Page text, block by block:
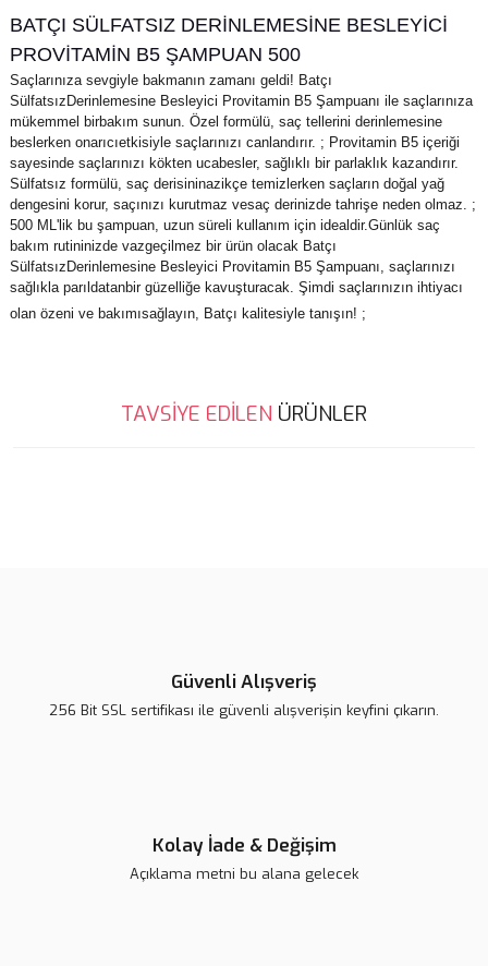
BATÇI SÜLFATSIZ DERINLEMESINE BESLEYICI
PROVITAMIN B5 ŞAMPUAN 500
Saçlarınıza sevgiyle bakmanın zamanı geldi! Batçı
SülfatsızDerinlemesine Besleyici Provitamin B5 Şampuanı ile saçlarınıza
mükemmel birbakım sunun. Özel formülü, saç tellerini derinlemesine
beslerken onarıcıetkisiyle saçlarınızı canlandırır. ; Provitamin B5 içeriği
sayesinde saçlarınızı kökten ucabesler, sağlıklı bir parlaklık kazandırır.
Sülfatsız formülü, saç derisininazikçe temizlerken saçların doğal yağ
dengesini korur, saçınızı kurutmaz vesaç derinizde tahrişe neden olmaz. ;
500 ML'lik bu şampuan, uzun süreli kullanım için idealdir.Günlük saç
bakım rutininizde vazgeçilmez bir ürün olacak Batçı
SülfatsızDerinlemesine Besleyici Provitamin B5 Şampuanı, saçlarınızı
sağlıkla parıldatanbir güzelliğe kavuşturacak. Şimdi saçlarınızın ihtiyacı
olan özeni ve bakımısağlayın, Batçı kalitesiyle tanışın! ;
Bu ürünün fiyat bilgisi, resim, ürün açıklamalarında ve diğer
konularda yetersiz gördüğünüz noktaları öneri formunu kullanarak
TAVSİYE EDİLEN ÜRÜNLER
Güvenli Alışveriş
256 Bit SSL sertifikası ile güvenli alışverişin keyfini çıkarın.
Kolay İade & Değişim
Açıklama metni bu alana gelecek